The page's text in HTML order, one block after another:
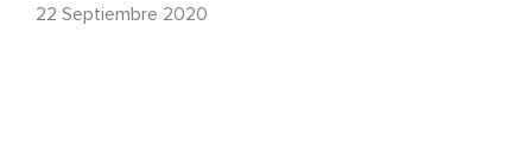
22 Septiembre 2020